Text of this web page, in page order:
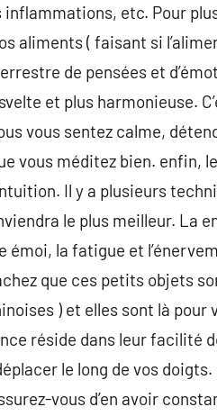
etc. Pour
aliments ( faisant si
de pensées et
et plus harmonieuse.
vous sentez calme,
vous méditez bien. enfin,
Il y a plusieurs
le plus meilleur. La
la fatigue et
que ces petits objets
) et elles sont là
réside dans leur facilité
le long de vos
vous d’en avoir